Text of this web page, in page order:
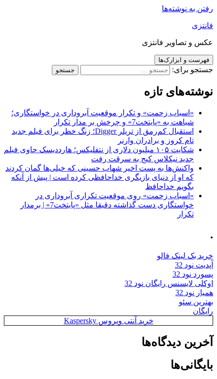
رفتن به نوشته‌ها
فانتزی
عکس و تصاویر فانتزی
فهرست و ابزارک‌ها
جستجو برای:
نوشته‌های تازه
«اسباب زحمت» و تکرار موقعیت آبروداری در خواستگاری؛
شباهت به «پایتخت7» و چرخش بر مدار تکرار
استقبال کم‌رمق از تریلر Digger؛ زنگ خطر برای فیلم جدید
تام کروز و برادران وارنر
شکایت ۱۰۵ میلیون دلاری از نتفلیکس؛ هارددیسک حاوی فیلم
جدید نیکلاس کیج به سرقت رفت
واکنش‌ها به پست اخیر شهاب حسینی که خیلی‌ها گمان کردند
که او از دنیای بازیگری خداحافظی کرده است | پیش از آنکه
بگویم خداحافظ
«اسباب زحمت» روی موقعیت تکراری آبروداری در
خواستگاری دست گذاشته دقیقا مثل «پایتخت7» | برمدار
تکرار
.
خرید بک لینک فالو
آپدیت نود 32
پسورد نود 32
اوکلی لایسنس رایگان نود 32
همیار نود 32
بهترین سئو
رایگان
خرید آنتی ویروس Kaspersky
آخرین دیدگاه‌ها
بایگانی‌ها